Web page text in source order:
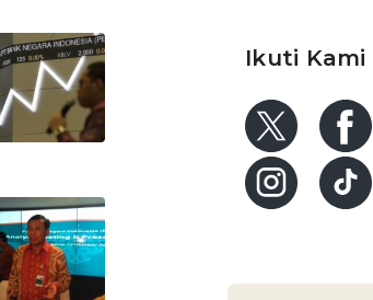
Ikuti Kami